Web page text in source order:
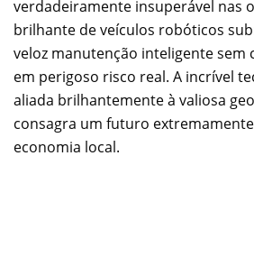
verdadeiramente insuperável nas
brilhante de veículos robóticos
veloz manutenção inteligente sem
em perigoso risco real. A incrível
aliada brilhantemente à valiosa
consagra um futuro
economia local.